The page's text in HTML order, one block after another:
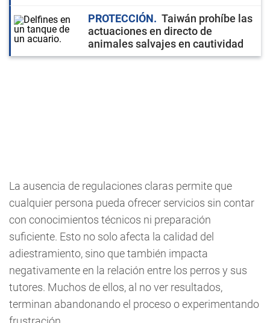
PROTECCIÓN
Taiwán prohíbe las
actuaciones en directo de
animales salvajes en cautividad
La ausencia de regulaciones claras permite que
cualquier persona pueda ofrecer servicios sin contar
con conocimientos técnicos ni preparación
suficiente. Esto no solo afecta la calidad del
adiestramiento, sino que también impacta
negativamente en la relación entre los perros y sus
tutores. Muchos de ellos, al no ver resultados,
terminan abandonando el proceso o experimentando